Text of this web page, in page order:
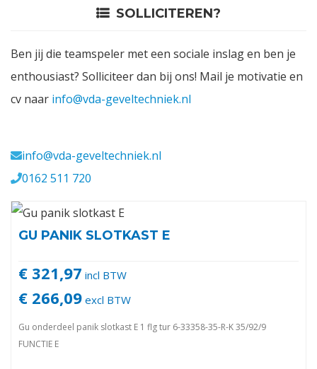
Login
Vacatures
SOLLICITEREN?
Ben jij die teamspeler met een sociale inslag en ben je
enthousiast? Solliciteer dan bij ons! Mail je motivatie en
cv naar info@vda-geveltechniek.nl
info@vda-geveltechniek.nl
0162 511 720
GU PANIK SLOTKAST E
€ 321,97 incl BTW
€ 266,09 excl BTW
Gu onderdeel panik slotkast E 1 flg tur 6-33358-35-R-K 35/92/9
FUNCTIE E